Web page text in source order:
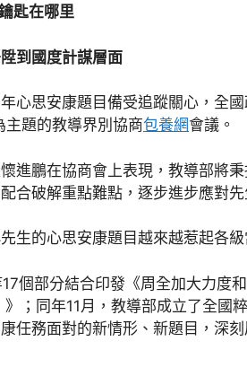
匙在哪里
到國度計謀層面
心思安康題目備受追蹤關心，全
主題的教導界別協商包養網會議。
進鵬在協商會上表現，教導部將
合破解重點難點，逐步進步應對
生的心思安康題目越來越惹起各
個部分結合印發《周全加大力度
；同年11月，教導部成立了全國
任務面對的新情形、新題目，深